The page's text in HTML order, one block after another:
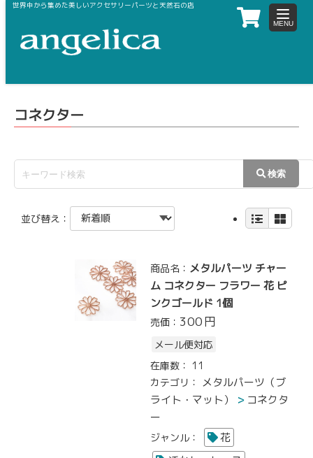
世界中から集めた美しいアクセサリーパーツと天然石の店
toggle
コネクター
並び替え：
商品名： メタルパーツ チャー
ム コネクター フラワー 花 ピ
ンクゴールド 1個
売価： 300円
メール便対応
在庫数： 11
カテゴリ： メタルパーツ（ブ
ライト・マット）
コネクタ
ー
ジャンル：
花